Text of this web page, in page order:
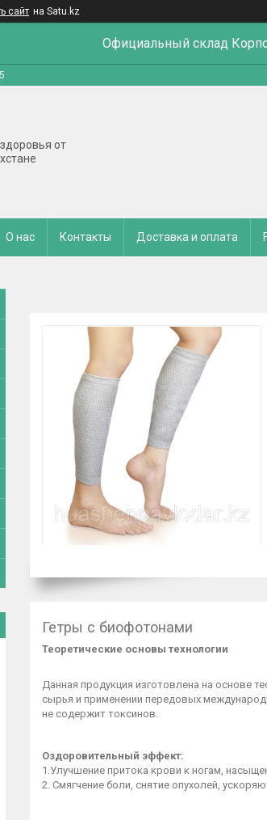
сайт на Satu.kz
Официальный склад
от
О нас Контакты Доставка и оплата
Гетры с биофотонами
Теоретические основы технологии
Данная продукция изготовлена на основе
сырья и применении передовых
не содержит токсинов.
Оздоровительный эффект:
1.Улучшение притока крови к ногам,
2. Смягчение боли, снятие опухолей,